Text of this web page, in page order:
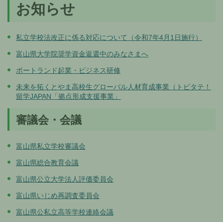
お知らせ
私立学校法改正に係る対応について（令和7年4月1日施行）
富山県大学院奨学資金返還中のみなさまへ
ポートランド起業・ビジネス研修
未来を拓くとやま高校生グローバル人材育成事業（トビタテ！
留学JAPAN「拠点形成支援事業」
審議会・会議
富山県私立学校審議会
富山県総合教育会議
富山県公立大学法人評価委員会
富山県いじめ再調査委員会
富山県公私立高等学校連絡会議